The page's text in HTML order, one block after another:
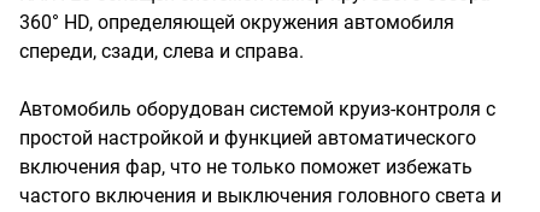
360° HD, определяющей окружения автомобиля
спереди, сзади, слева и справа.
Автомобиль оборудован системой круиз-контроля с
простой настройкой и функцией автоматического
включения фар, что не только поможет избежать
частого включения и выключения головного света и